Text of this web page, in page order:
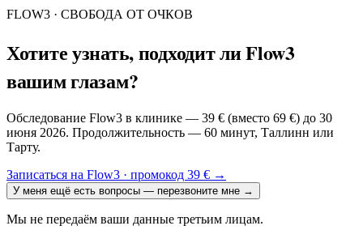
FLOW3 · СВОБОДА ОТ ОЧКОВ
Хотите узнать, подходит ли Flow3
вашим глазам?
Обследование Flow3 в клинике — 39 € (вместо 69 €) до 30
июня 2026. Продолжительность — 60 минут, Таллинн или
Тарту.
Записаться на Flow3 · промокод 39 € →
У меня ещё есть вопросы — перезвоните мне →
Мы не передаём ваши данные третьим лицам.